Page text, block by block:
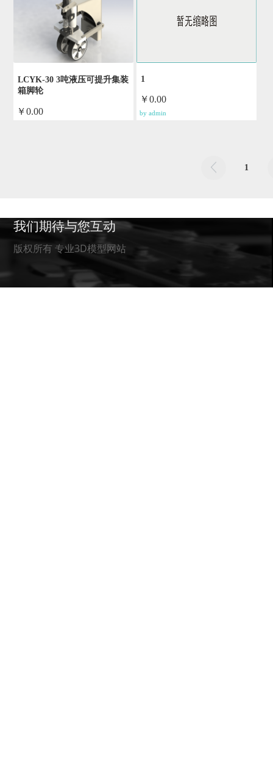
LCYK-30 3吨液压可提升集装
箱脚轮
￥0.00
1
￥0.00
by admin
1
我们期待与您互动
版权所有 专业3D模型网站